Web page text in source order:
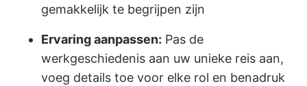
gemakkelijk te begrijpen zijn
Ervaring aanpassen: Pas de
werkgeschiedenis aan uw unieke reis aan,
voeg details toe voor elke rol en benadruk